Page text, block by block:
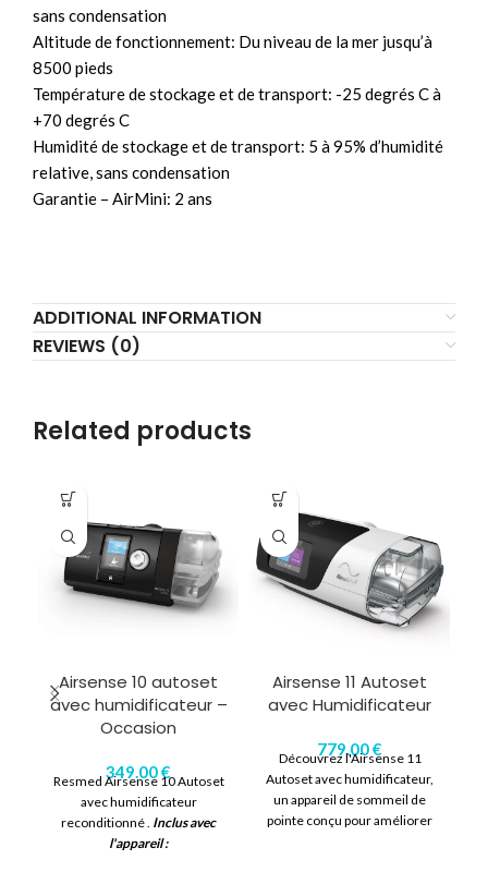
sans condensation
Altitude de fonctionnement: Du niveau de la mer jusqu’à
8500 pieds
Température de stockage et de transport: -25 degrés C à
+70 degrés C
Humidité de stockage et de transport: 5 à 95% d’humidité
relative, sans condensation
Garantie – AirMini: 2 ans
ADDITIONAL INFORMATION
REVIEWS (0)
Related products
Airsense 10 autoset
avec humidificateur –
Occasion
349.00€
Resmed Airsense 10 Autoset
avec humidificateur
reconditionné . Inclus avec
l'appareil :
Airsense 11 Autoset
avec Humidificateur
779.00€
Découvrez l'Airsense 11
Autoset avec humidificateur,
un appareil de sommeil de
pointe conçu pour améliorer